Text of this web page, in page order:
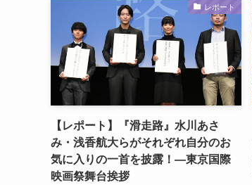
レポート
【レポート】『滑走路』水川あさ
み・浅香航大らがそれぞれ自分のお
気に入りの一首を披露！―東京国際
映画祭舞台挨拶